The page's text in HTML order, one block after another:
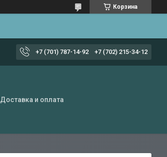
Корзина
+7 (701) 787-14-92 +7 (702) 215-34-12
Доставка и оплата